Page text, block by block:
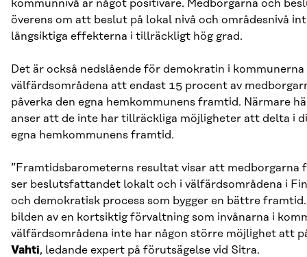
kommunnivå är något positivare. Medborgarna och
överens om att beslut på lokal nivå och områdesnivå
långsiktiga effekterna i tillräckligt hög grad.
Det är också nedslående för demokratin i kommunerna
välfärdsområdena att endast 15 procent av
påverka den egna hemkommunens framtid. Närmare
anser att de inte har tillräckliga möjligheter att delta i
egna hemkommunens framtid.
”Framtidsbarometerns resultat visar att medborgarna
ser beslutsfattandet lokalt och i välfärdsområdena i
och demokratisk process som bygger en bättre
bilden av en kortsiktig förvaltning som invånarna i
välfärdsområdena inte har någon större möjlighet att
Vahti, ledande expert på förutsägelse vid Sitra.